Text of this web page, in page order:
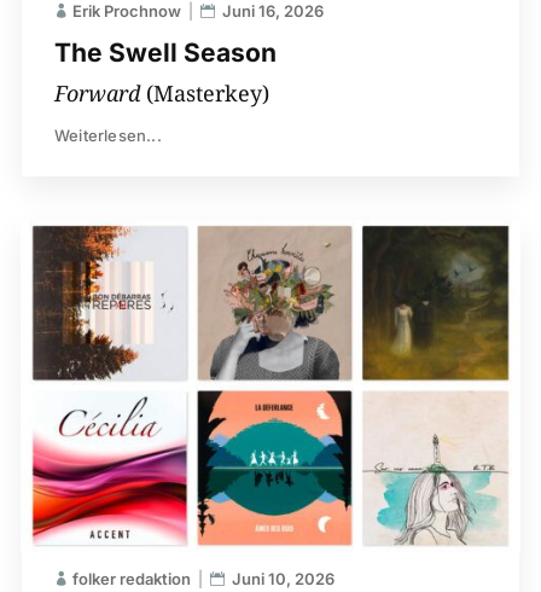
The Swell Season
Erik Prochnow Juni 16, 2026
Forward (Masterkey)
Weiterlesen...
folker redaktion Juni 10, 2026